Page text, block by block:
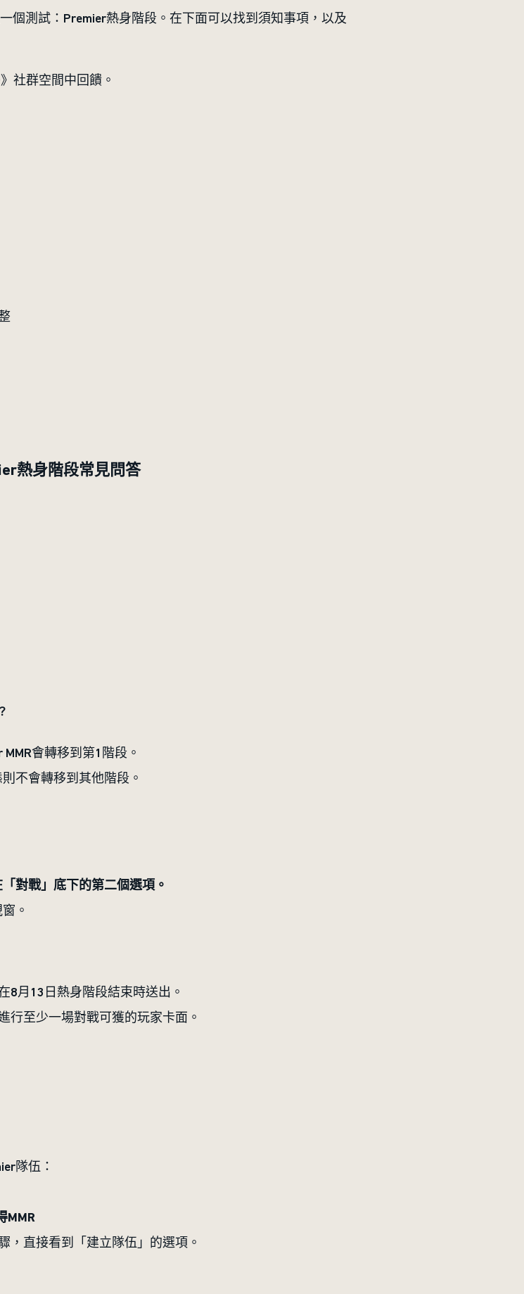
個測試：Premier熱身階段。在下面可以找到須知事項，以及
社群空間中回饋。
熱身階段常見問答
會轉移到第1階段。
不會轉移到其他階段。
「對戰」底下的第二個選項。
。
8月13日熱身階段結束時送出。
行至少一場對戰可獲的玩家卡面。
隊伍：
MMR
，直接看到「建立隊伍」的選項。